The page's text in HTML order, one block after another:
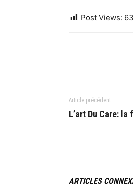
Post Views:
Article précédent
L’art Du Care:
ARTICLES